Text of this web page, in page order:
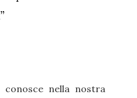
conosce nella nostra